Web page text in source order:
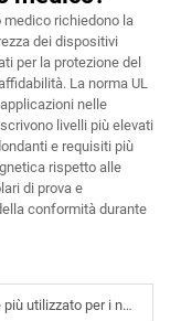
richiedono la
dei dispositivi
per la protezione del
La norma UL
nelle
livelli più elevati
e requisiti più
rispetto alle
di prova e
conformità durante
i nuclei dei trasformatori?